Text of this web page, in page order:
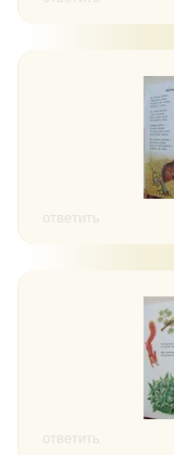
ответить
ответить